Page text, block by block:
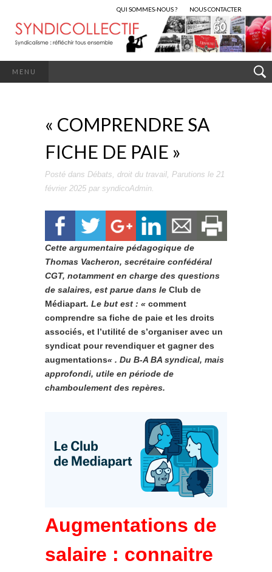
QUI SOMMES-NOUS ? NOUS CONTACTER
MENU
« COMPRENDRE SA
FICHE DE PAIE »
Posté dans Débats, droit du travail, Parutions le 21
février 2025 par syndicoAdmin.
Cette argumentaire pédagogique de
Thomas Vacheron, secrétaire confédéral
CGT, notamment en charge des questions
de salaires, est parue dans le Club de
Médiapart. Le but est : « comment
comprendre sa fiche de paie et les droits
associés, et l’utilité de s’organiser avec un
syndicat pour revendiquer et gagner des
augmentations« . Du B-A BA syndical, mais
approfondi, utile en période de
chamboulement des repères.
Augmentations de
salaire : connaitre